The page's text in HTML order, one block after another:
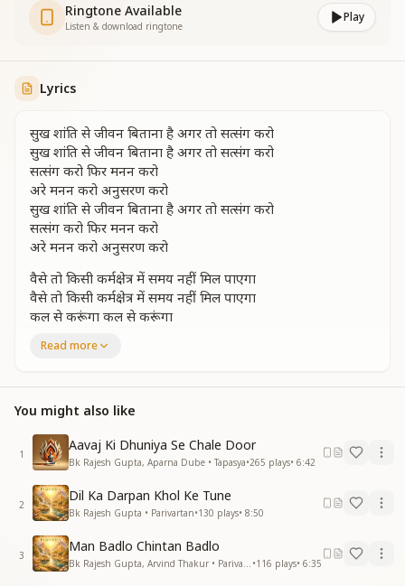
Ringtone Available
Listen & download ringtone
Play
Lyrics
सुख शांति से जीवन बिताना है अगर तो सत्संग करो
सुख शांति से जीवन बिताना है अगर तो सत्संग करो
सत्संग करो फिर मनन करो
अरे मनन करो अनुसरण करो
सुख शांति से जीवन बिताना है अगर तो सत्संग करो
सत्संग करो फिर मनन करो
अरे मनन करो अनुसरण करो
वैसे तो किसी कर्मक्षेत्र में समय नहीं मिल पाएगा
वैसे तो किसी कर्मक्षेत्र में समय नहीं मिल पाएगा
कल से करूंगा कल से करूंगा
बीत जायेगा जीवन तेरा
यूं ही भटकते भटकते
कुछ सृजन करो कुछ सृजन करो
फिर मनन करो
अरे मनन करो अनुसरण करो
सुख शांति से जीवन बिताना है अगर तो सत्संग करो
सुख शांति से जीवन बिताना है अगर तो सत्संग करो
सत्संग करो फिर मनन करो
अरे मनन करो अनुसरण करो
सुख शांति से जीवन बिताना है अगर तो सत्संग करो
सत्संग करो फिर मनन करो
Read more
You might also like
1
Aavaj Ki Dhuniya Se Chale Door
Bk Rajesh Gupta, Aparna Dube • Tapasya•265 plays• 6:42
2
Dil Ka Darpan Khol Ke Tune
Bk Rajesh Gupta • Parivartan•130 plays• 8:50
3
Man Badlo Chintan Badlo
•116 plays• 6:35